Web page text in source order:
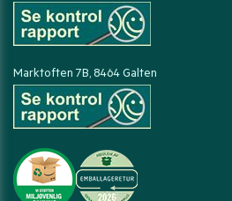
Marktoften 7B, 8464 Galten